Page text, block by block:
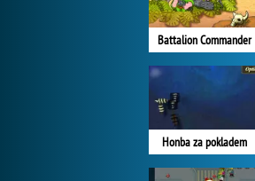
Battalion Commander
Honba za pokladem